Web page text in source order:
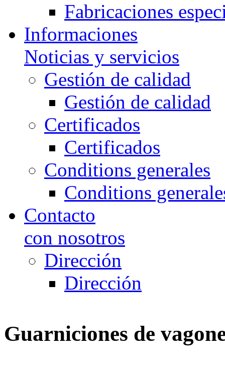
Fabricaciones
Informaciones
Noticias y servicios
Gestión de calidad
Gestión de calidad
Certificados
Certificados
Conditions generales
Conditions
Contacto
con nosotros
Dirección
Dirección
Guarniciones de